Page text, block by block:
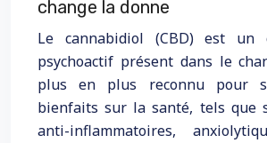
change la donne
Le cannabidiol (CBD) est un
psychoactif présent dans le
plus en plus reconnu pour
bienfaits sur la santé, tels que
anti-inflammatoires,